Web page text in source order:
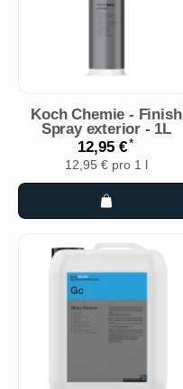
Koch Chemie - Finish
Spray exterior - 1L
12,95 €*
12,95 € pro 1 l